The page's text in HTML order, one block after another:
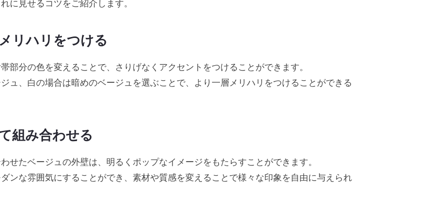
に見せるコツをご紹介します。
リハリをつける
部分の色を変えることで、さりげなくアクセントをつけることができます。
ュ、白の場合は暗めのベージュを選ぶことで、より一層メリハリをつけることができる
組み合わせる
せたベージュの外壁は、明るくポップなイメージをもたらすことができます。
ンな雰囲気にすることができ、素材や質感を変えることで様々な印象を自由に与えられ